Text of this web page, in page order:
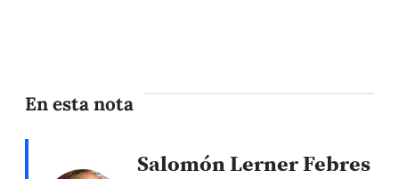
En esta nota
Salomón Lerner Febres